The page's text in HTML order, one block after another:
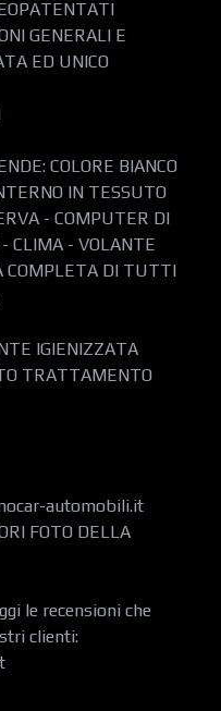
GENERALI E
ED UNICO
COLORE BIANCO
IN TESSUTO
- COMPUTER DI
CLIMA - VOLANTE
COMPLETA DI TUTTI
IGIENIZZATA
TRATTAMENTO
automobili.it
FOTO DELLA
le recensioni che
clienti: